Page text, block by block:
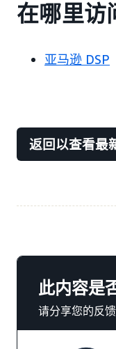
在哪里访
亚马逊 DSP
返回以查看最
此内容是
请分享您的反